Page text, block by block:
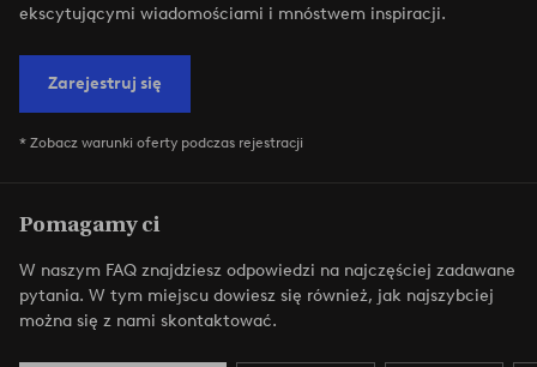
ekscytującymi wiadomościami i mnóstwem inspiracji.
Zarejestruj się
* Zobacz warunki oferty podczas rejestracji
Pomagamy ci
W naszym FAQ znajdziesz odpowiedzi na najczęściej zadawane
pytania. W tym miejscu dowiesz się również, jak najszybciej
można się z nami skontaktować.